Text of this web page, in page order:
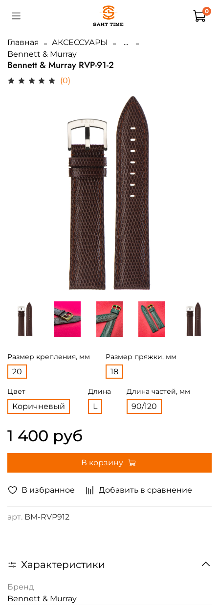
0
Главная АКСЕССУАРЫ
...
Bennett & Murray
Bennett & Murray RVP-91-2
(0)
В избранное Добавить в сравнение
арт. BM-RVP912
Размер крепления, мм
20
Размер пряжки, мм
18
Цвет
Коричневый
Длина
L
Длина частей, мм
90/120
1 400 руб
В корзину
Характеристики
Бренд
Bennett & Murray